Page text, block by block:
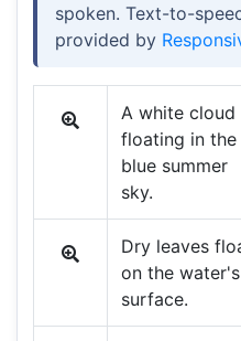
spoken. Text-to-
provided by
A white cloud
floating in the
blue summer
sky.
Dry leaves
on the water's
surface.